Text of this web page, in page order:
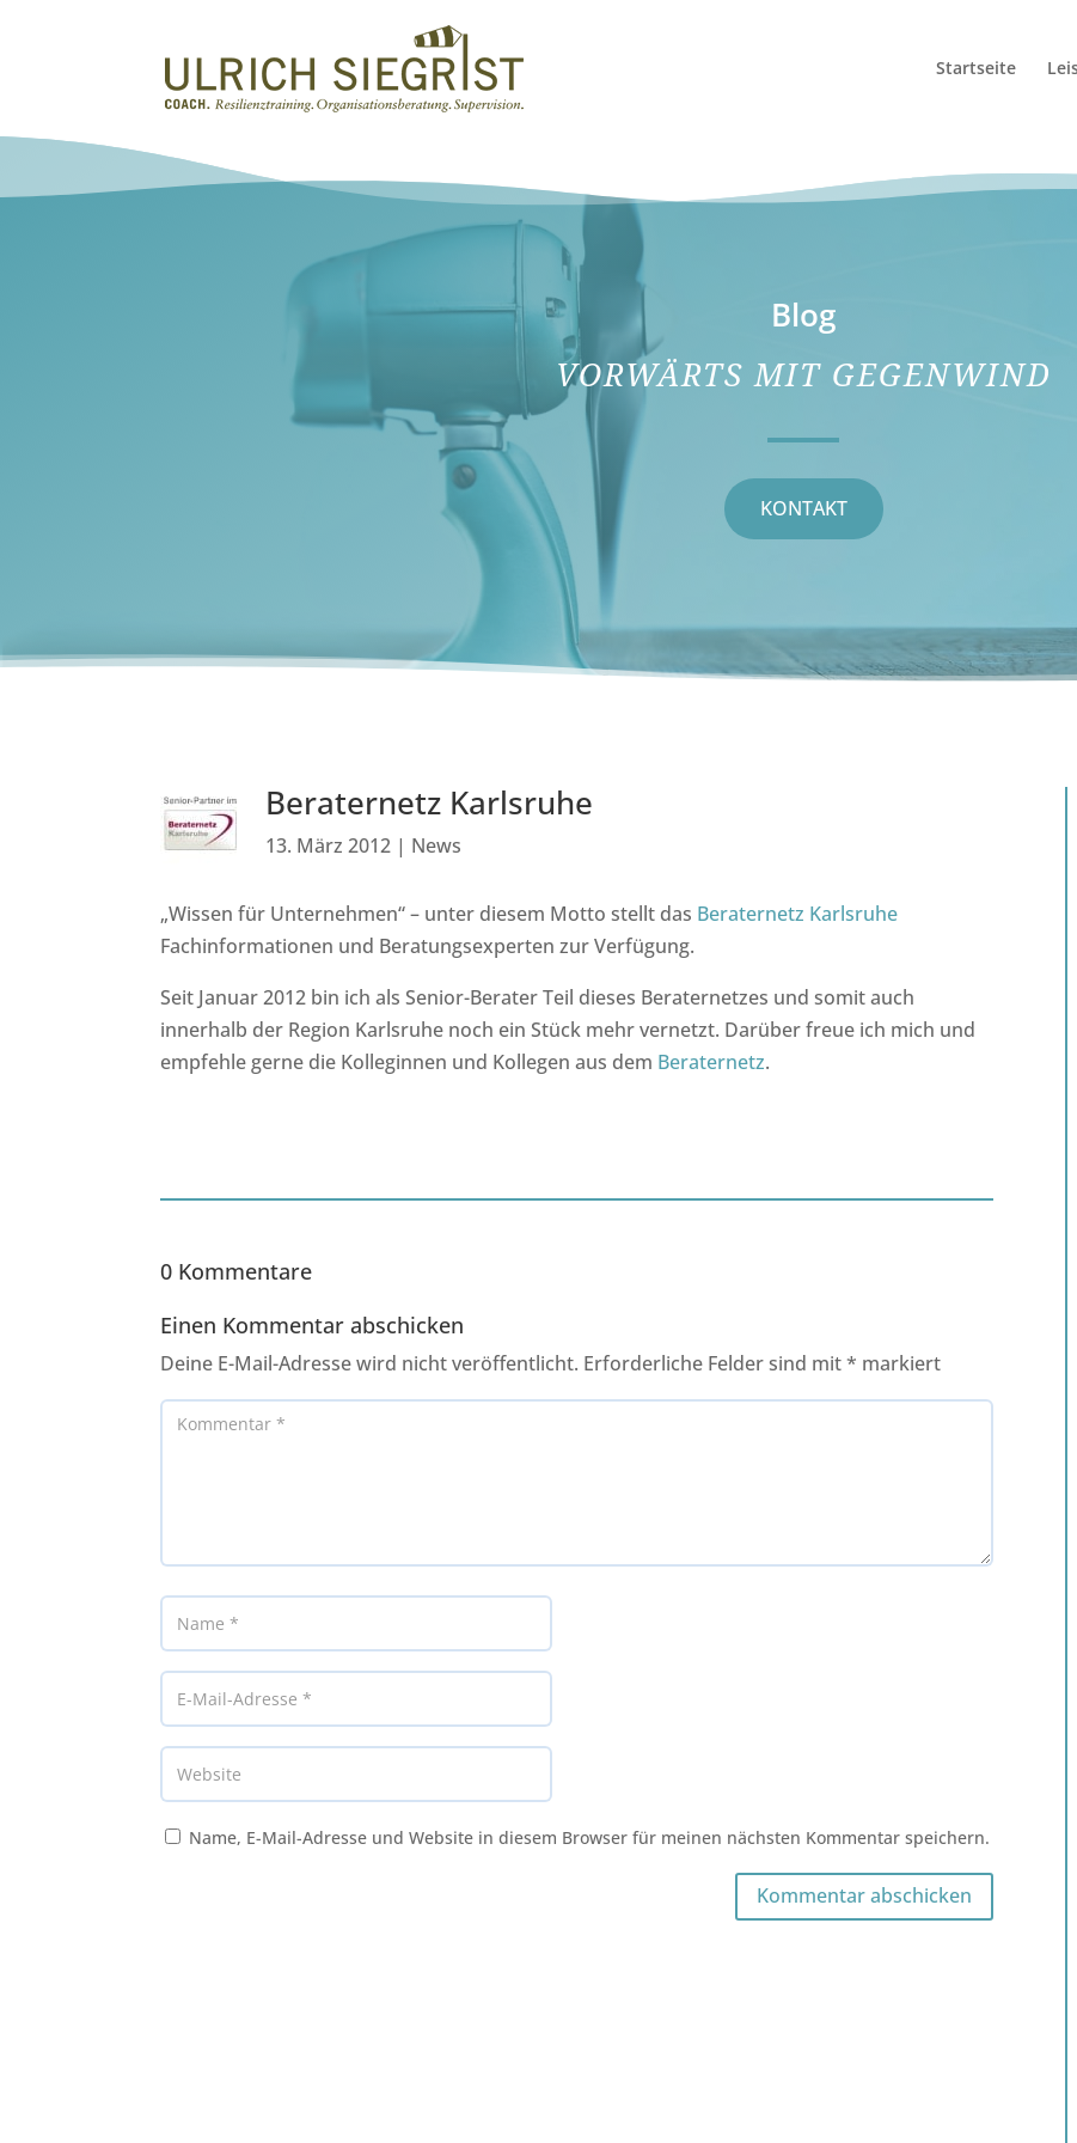
Startseite
Blog
VORWÄRTS MIT GEGENWIND
KONTAKT
Beraternetz Karlsruhe
13. März 2012 | News
„Wissen für Unternehmen“ – unter diesem Motto stellt das Beraternetz Karlsruhe
Fachinformationen und Beratungsexperten zur Verfügung.
Seit Januar 2012 bin ich als Senior-Berater Teil dieses Beraternetzes und somit auch
innerhalb der Region Karlsruhe noch ein Stück mehr vernetzt. Darüber freue ich mich und
empfehle gerne die Kolleginnen und Kollegen aus dem Beraternetz.
0 Kommentare
Einen Kommentar abschicken
Deine E-Mail-Adresse wird nicht veröffentlicht. Erforderliche Felder sind mit* markiert
Name, E-Mail-Adresse und Website in diesem Browser für meinen nächsten Kommentar speichern.
Kommentar abschicken